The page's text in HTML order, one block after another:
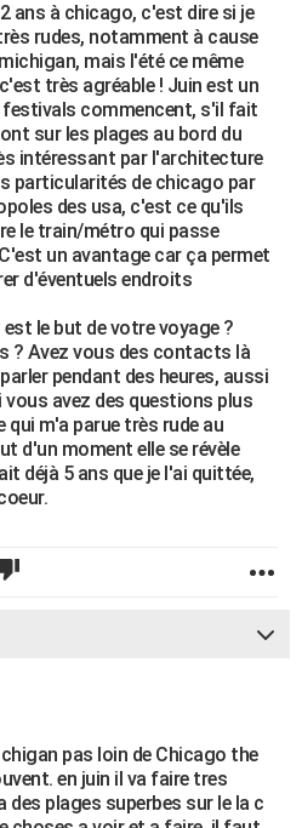
ans à chicago, c'est dire si je
rudes, notamment à cause
mais l'été ce même
très agréable ! Juin est un
commencent, s'il fait
sur les plages au bord du
intéressant par l'architecture
particularités de chicago par
des usa, c'est ce qu'ils
le train/métro qui passe
un avantage car ça permet
d'éventuels endroits
le but de votre voyage ?
? Avez vous des contacts là
pendant des heures, aussi
vous avez des questions plus
qui m'a parue très rude au
d'un moment elle se révèle
déjà 5 ans que je l'ai quittée,
pas loin de Chicago the
en juin il va faire tres
des plages superbes sur le la c